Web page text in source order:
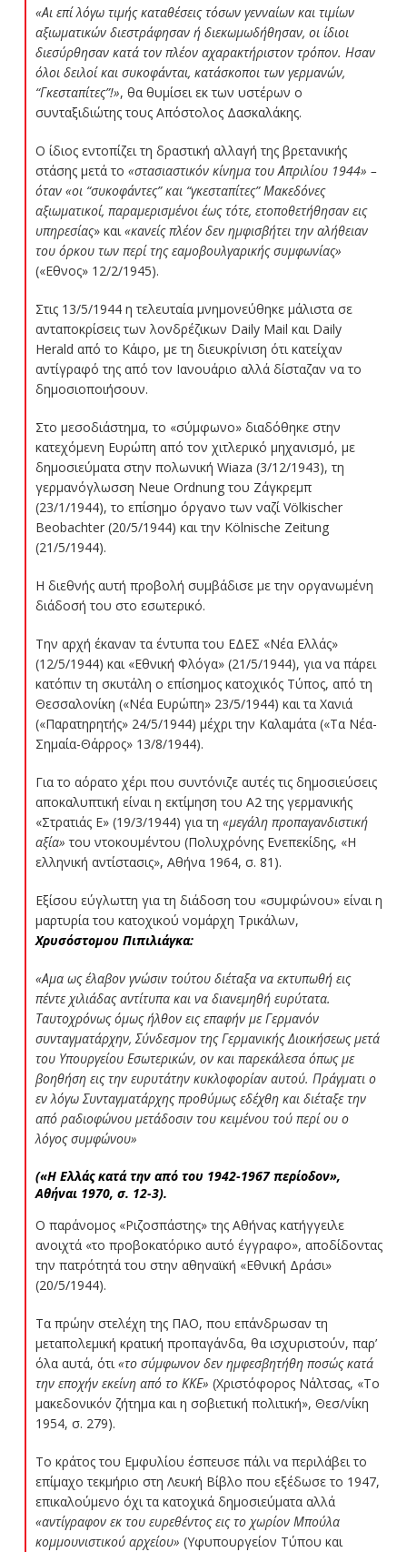
«Αι επί λόγω τιμής καταθέσεις τόσων γενναίων και τιμίων
αξιωματικών διεστράφησαν ή διεκωμωδήθησαν, οι ίδιοι
διεσύρθησαν κατά τον πλέον αχαρακτήριστον τρόπον. Ησαν
όλοι δειλοί και συκοφάνται, κατάσκοποι των γερμανών,
“Γκεσταπίτες”!», θα θυμίσει εκ των υστέρων ο
συνταξιδιώτης τους Απόστολος Δασκαλάκης.
Ο ίδιος εντοπίζει τη δραστική αλλαγή της βρετανικής
στάσης μετά το «στασιαστικόν κίνημα του Απριλίου 1944» –
όταν «οι “συκοφάντες” και “γκεσταπίτες” Μακεδόνες
αξιωματικοί, παραμερισμένοι έως τότε, ετοποθετήθησαν εις
υπηρεσίας» και«κανείς πλέον δεν ημφισβήτει την αλήθειαν
του όρκου των περί της εαμοβουλγαρικής συμφωνίας»
(«Εθνος» 12/2/1945).
Στις 13/5/1944 η τελευταία μνημονεύθηκε μάλιστα σε
ανταποκρίσεις των λονδρέζικων Daily Mail και Daily
Herald από το Κάιρο, με τη διευκρίνιση ότι κατείχαν
αντίγραφό της από τον Ιανουάριο αλλά δίσταζαν να το
δημοσιοποιήσουν.
Στο μεσοδιάστημα, το «σύμφωνο» διαδόθηκε στην
κατεχόμενη Ευρώπη από τον χιτλερικό μηχανισμό, με
δημοσιεύματα στην πολωνική Wiaza (3/12/1943), τη
γερμανόγλωσση Neue Ordnung του Ζάγκρεμπ
(23/1/1944), το επίσημο όργανο των ναζί Völkischer
Beobachter (20/5/1944) και την Kölnische Zeitung
(21/5/1944).
Η διεθνής αυτή προβολή συμβάδισε με την οργανωμένη
διάδοσή του στο εσωτερικό.
Την αρχή έκαναν τα έντυπα του ΕΔΕΣ «Νέα Ελλάς»
(12/5/1944) και «Εθνική Φλόγα» (21/5/1944), για να πάρει
κατόπιν τη σκυτάλη ο επίσημος κατοχικός Τύπος, από τη
Θεσσαλονίκη («Νέα Ευρώπη» 23/5/1944) και τα Χανιά
(«Παρατηρητής» 24/5/1944) μέχρι την Καλαμάτα («Τα Νέα-
Σημαία-Θάρρος» 13/8/1944).
Για το αόρατο χέρι που συντόνιζε αυτές τις δημοσιεύσεις
αποκαλυπτική είναι η εκτίμηση του Α2 της γερμανικής
«Στρατιάς Ε» (19/3/1944) για τη «μεγάλη προπαγανδιστική
αξία» του ντοκουμέντου (Πολυχρόνης Ενεπεκίδης, «Η
ελληνική αντίστασις», Αθήνα 1964, σ. 81).
Εξίσου εύγλωττη για τη διάδοση του «συμφώνου» είναι η
μαρτυρία του κατοχικού νομάρχη Τρικάλων,
Χρυσόστομου Πιπιλιάγκα:
«Αμα ως έλαβον γνώσιν τούτου διέταξα να εκτυπωθή εις
πέντε χιλιάδας αντίτυπα και να διανεμηθή ευρύτατα.
Ταυτοχρόνως όμως ήλθον εις επαφήν με Γερμανόν
συνταγματάρχην, Σύνδεσμον της Γερμανικής Διοικήσεως μετά
του Υπουργείου Εσωτερικών, ον και παρεκάλεσα όπως με
βοηθήση εις την ευρυτάτην κυκλοφορίαν αυτού. Πράγματι ο
εν λόγω Συνταγματάρχης προθύμως εδέχθη και διέταξε την
από ραδιοφώνου μετάδοσιν του κειμένου τού περί ου ο
λόγος συμφώνου»
(«Η Ελλάς κατά την από του 1942-1967 περίοδον»,
Αθήναι 1970, σ. 12-3).
Ο παράνομος «Ριζοσπάστης» της Αθήνας κατήγγειλε
ανοιχτά «το προβοκατόρικο αυτό έγγραφο», αποδίδοντας
την πατρότητά του στην αθηναϊκή «Εθνική Δράσι»
(20/5/1944).
Τα πρώην στελέχη της ΠΑΟ, που επάνδρωσαν τη
μεταπολεμική κρατική προπαγάνδα, θα ισχυριστούν, παρ’
όλα αυτά, ότι«το σύμφωνον δεν ημφεσβητήθη ποσώς κατά
την εποχήν εκείνη από το ΚΚΕ» (Χριστόφορος Νάλτσας, «Το
μακεδονικόν ζήτημα και η σοβιετική πολιτική», Θεσ/νίκη
1954, σ. 279).
Το κράτος του Εμφυλίου έσπευσε πάλι να περιλάβει το
επίμαχο τεκμήριο στη Λευκή Βίβλο που εξέδωσε το 1947,
επικαλούμενο όχι τα κατοχικά δημοσιεύματα αλλά
«αντίγραφον εκ του ευρεθέντος εις το χωρίον Μπούλα
κομμουνιστικού αρχείου» (Υφυπουργείον Τύπου και